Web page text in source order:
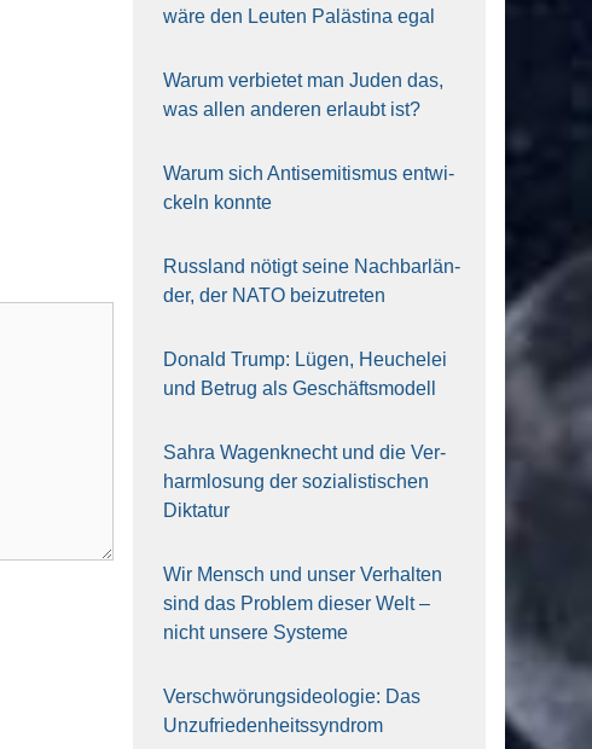
wäre den Leu­ten Paläs­ti­na egal
War­um ver­bie­tet man Juden das,
was allen ande­ren erlaubt ist?
War­um sich Anti­se­mi­tis­mus ent­wi­
ckeln konn­te
Russ­land nötigt sei­ne Nach­bar­län­
der, der NATO bei­zu­tre­ten
Donald Trump: Lügen, Heu­che­lei
und Betrug als Geschäfts­mo­dell
Sahra Wagen­knecht und die Ver­
harm­lo­sung der sozia­lis­ti­schen
Dik­ta­tur
Wir Mensch und unser Ver­hal­ten
sind das Pro­blem die­ser Welt –
nicht unse­re Sys‍te‍me
Ver­schwö­rungs­ideo­lo­gie: Das
Unzufrieden­heitssyndrom